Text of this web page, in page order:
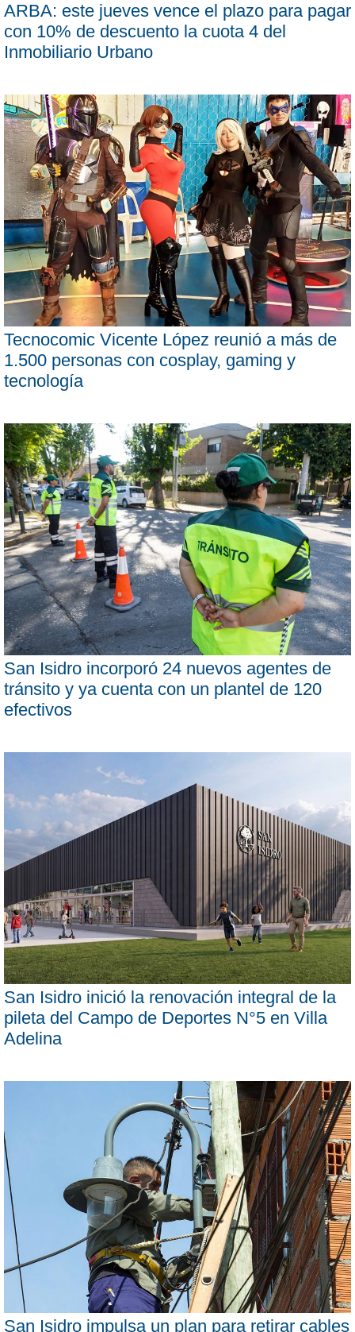
ARBA: este jueves vence el plazo para pagar
con 10% de descuento la cuota 4 del
Inmobiliario Urbano
Tecnocomic Vicente López reunió a más de
1.500 personas con cosplay, gaming y
tecnología
San Isidro incorporó 24 nuevos agentes de
tránsito y ya cuenta con un plantel de 120
efectivos
San Isidro inició la renovación integral de la
pileta del Campo de Deportes N°5 en Villa
Adelina
San Isidro impulsa un plan para retirar cables